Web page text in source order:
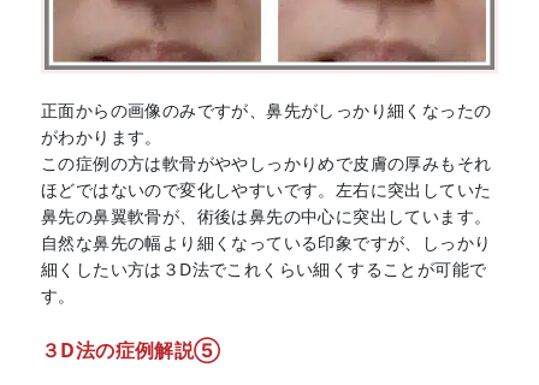
正面からの画像のみですが、鼻先がしっかり細くなったの
がわかります。
この症例の方は軟骨がややしっかりめで皮膚の厚みもそれ
ほどではないので変化しやすいです。左右に突出していた
鼻先の鼻翼軟骨が、術後は鼻先の中心に突出しています。
自然な鼻先の幅より細くなっている印象ですが、しっかり
細くしたい方は３D法でこれくらい細くすることが可能で
す。
３D法の症例解説⑤